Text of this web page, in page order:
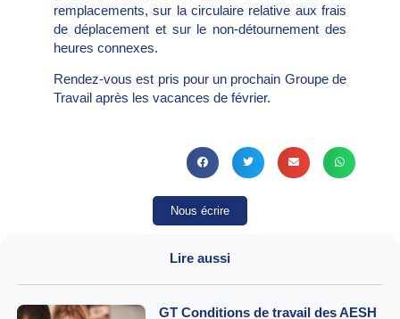
remplacements, sur la circulaire relative aux frais
de déplacement et sur le non-détournement des
heures connexes.
Rendez-vous est pris pour un prochain Groupe de
Travail après les vacances de février.
Nous écrire
Lire aussi
GT Conditions de travail des AESH